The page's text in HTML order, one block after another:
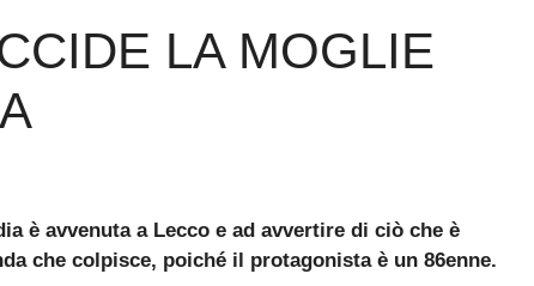
LA MOGLIE
è avvenuta a Lecco e ad avvertire di ciò che è
che colpisce, poiché il protagonista è un 86enne.